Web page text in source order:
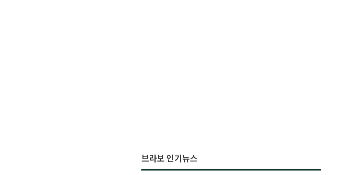
브라보 인기뉴스